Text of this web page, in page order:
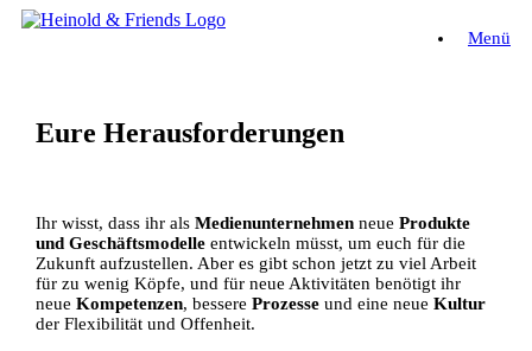
Zum
Menü
Eure Herausforderungen
Ihr wisst, dass ihr als Medienunternehmenneue Produkte
und Geschäftsmodelleentwickeln müsst, um euch für die
Zukunft aufzustellen. Aber es gibt schon jetzt zu viel Arbeit
für zu wenig Köpfe, und für neue Aktivitäten benötigt ihr
neue Kompetenzen, bessere Prozesseund eine neue Kultur
der Flexibilität und Offenheit.